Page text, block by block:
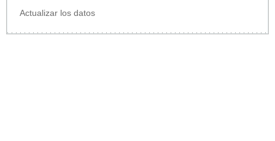
Actualizar los datos